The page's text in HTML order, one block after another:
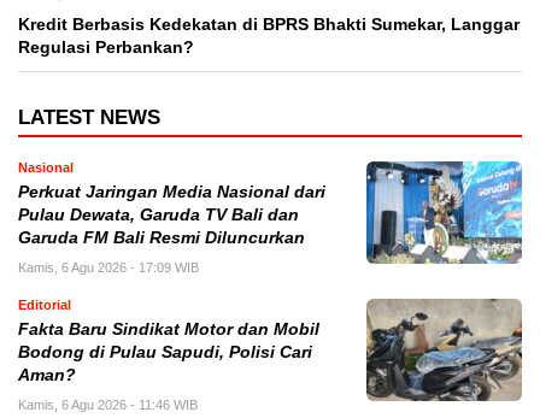
Kredit Berbasis Kedekatan di BPRS Bhakti Sumekar, Langgar
Regulasi Perbankan?
LATEST NEWS
Nasional
Perkuat Jaringan Media Nasional dari
Pulau Dewata, Garuda TV Bali dan
Garuda FM Bali Resmi Diluncurkan
Kamis, 6 Agu 2026 - 17:09 WIB
Editorial
Fakta Baru Sindikat Motor dan Mobil
Bodong di Pulau Sapudi, Polisi Cari
Aman?
Kamis, 6 Agu 2026 - 11:46 WIB